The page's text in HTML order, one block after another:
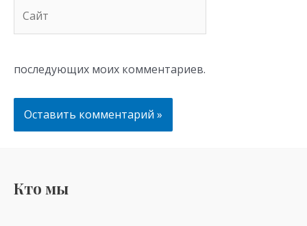
последующих моих комментариев.
Кто мы